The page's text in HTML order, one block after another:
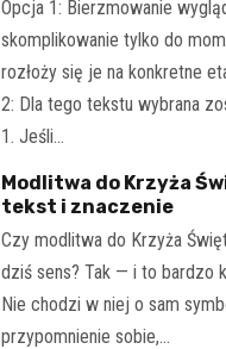
Opcja 1: Bierzmowanie
skomplikowanie tylko do
rozłoży się je na konkretne
2: Dla tego tekstu wybrana
1. Jeśli…
Modlitwa do Krzyża
tekst i znaczenie
Czy modlitwa do Krzyża
dziś sens? Tak — i to bardzo
Nie chodzi w niej o sam
przypomnienie sobie,…